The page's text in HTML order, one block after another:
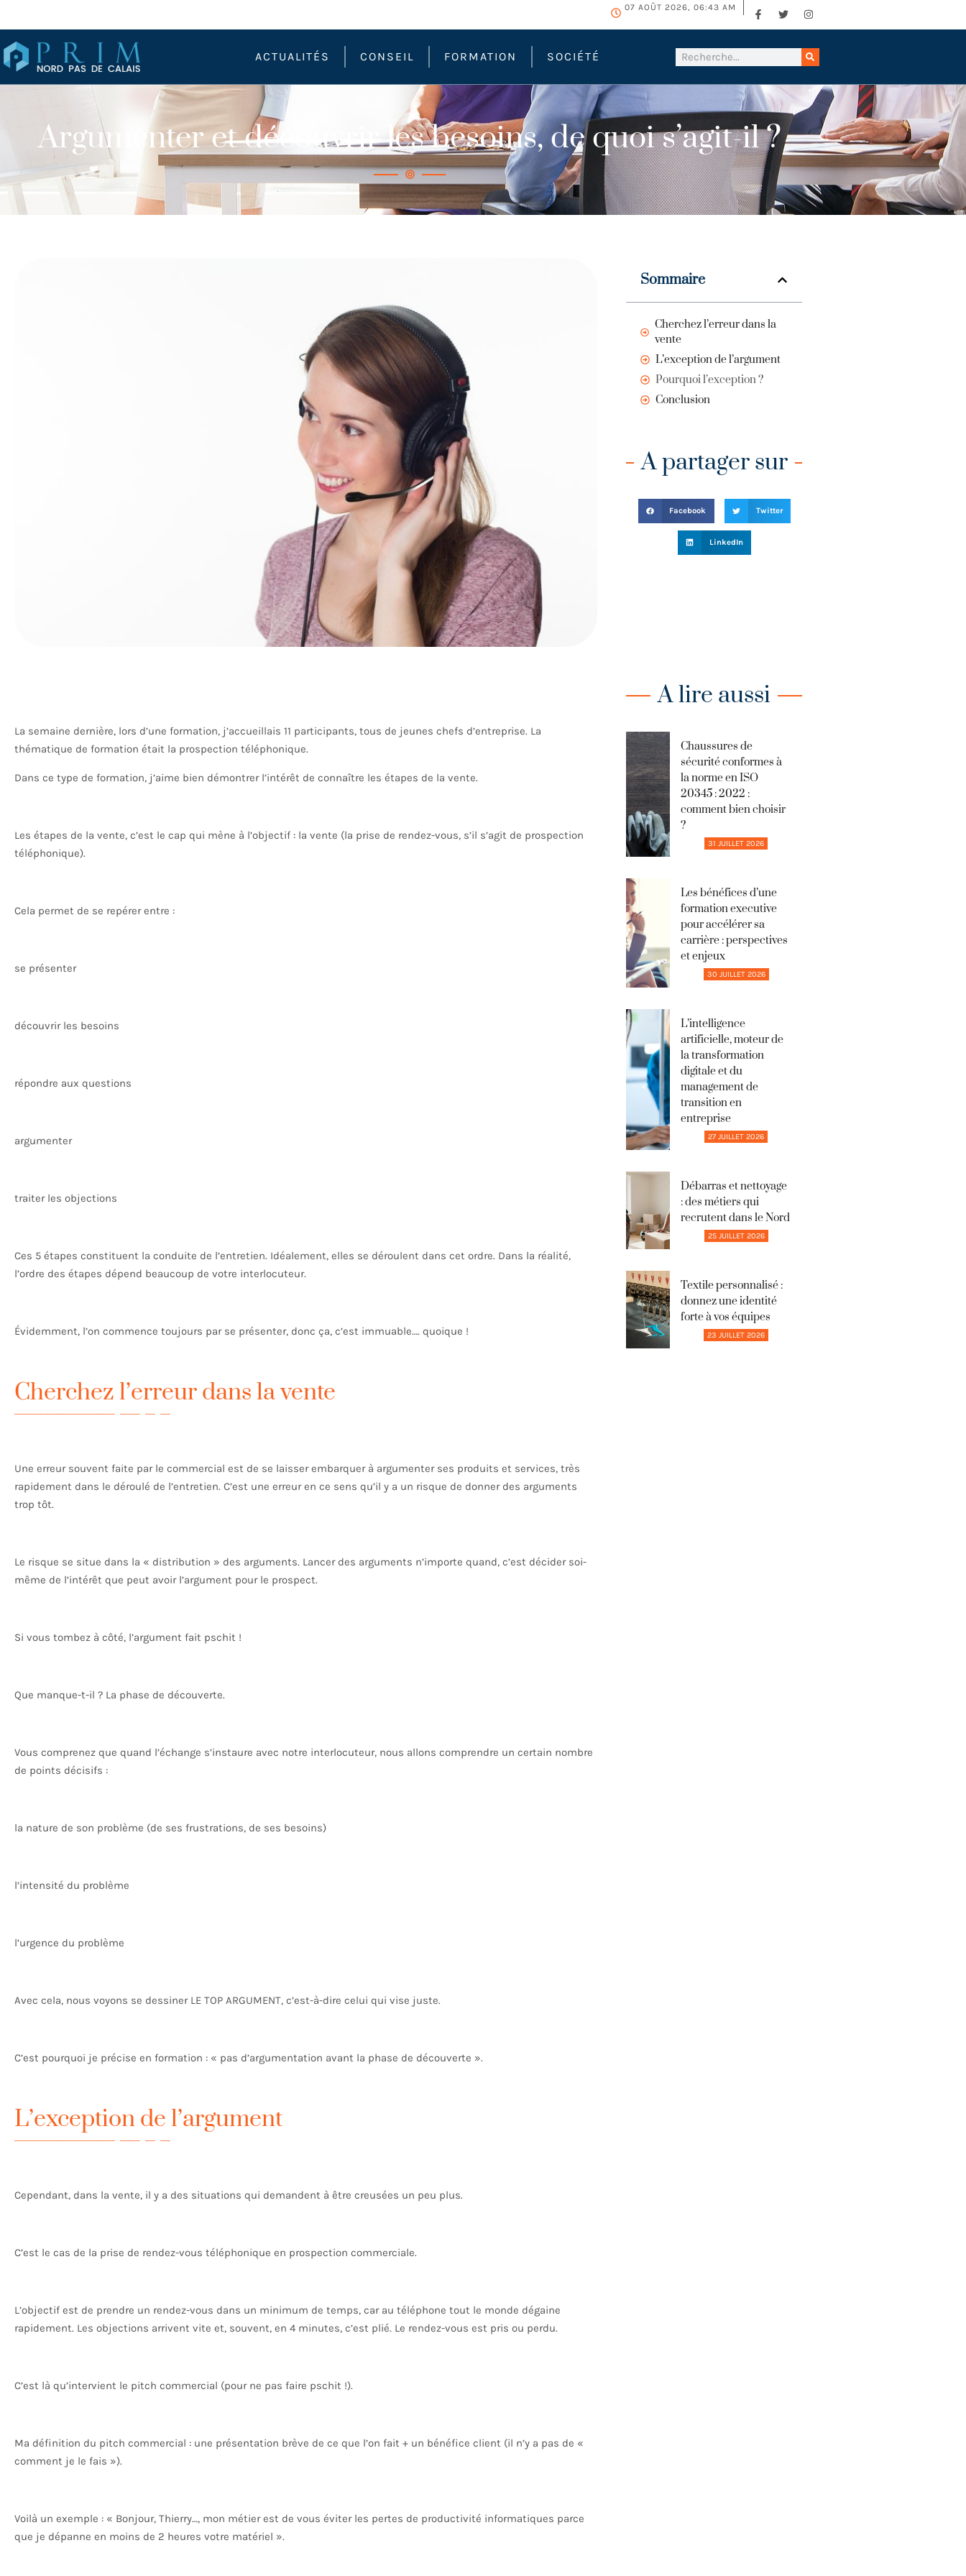
07 AOÛT 2026, 06:43 AM
ACTUALITÉS CONSEIL FORMATION SOCIÉTÉ
Argumenter et découvrir les besoins, de quoi s’agit-il ?
La semaine dernière, lors d’une formation, j’accueillais 11 participants, tous de jeunes chefs d’entreprise. La
thématique de formation était la prospection téléphonique.
Dans ce type de formation, j’aime bien démontrer l’intérêt de connaître les étapes de la vente.
Les étapes de la vente, c’est le cap qui mène à l’objectif : la vente (la prise de rendez-vous, s’il s’agit de prospection
téléphonique).
Cela permet de se repérer entre :
se présenter
découvrir les besoins
répondre aux questions
argumenter
traiter les objections
Ces 5 étapes constituent la conduite de l’entretien. Idéalement, elles se déroulent dans cet ordre. Dans la réalité,
l’ordre des étapes dépend beaucoup de votre interlocuteur.
Évidemment, l’on commence toujours par se présenter, donc ça, c’est immuable…. quoique !
Cherchez l’erreur dans la vente
Une erreur souvent faite par le commercial est de se laisser embarquer à argumenter ses produits et services, très
rapidement dans le déroulé de l’entretien. C’est une erreur en ce sens qu’il y a un risque de donner des arguments
trop tôt.
Le risque se situe dans la « distribution » des arguments. Lancer des arguments n’importe quand, c’est décider soi-
même de l’intérêt que peut avoir l’argument pour le prospect.
Si vous tombez à côté, l’argument fait pschit !
Que manque-t-il ? La phase de découverte.
Vous comprenez que quand l’échange s’instaure avec notre interlocuteur, nous allons comprendre un certain nombre
de points décisifs :
la nature de son problème (de ses frustrations, de ses besoins)
l’intensité du problème
l’urgence du problème
Avec cela, nous voyons se dessiner LE TOP ARGUMENT, c’est-à-dire celui qui vise juste.
C’est pourquoi je précise en formation : « pas d’argumentation avant la phase de découverte ».
L’exception de l’argument
Cependant, dans la vente, il y a des situations qui demandent à être creusées un peu plus.
C’est le cas de la prise de rendez-vous téléphonique en prospection commerciale.
L’objectif est de prendre un rendez-vous dans un minimum de temps, car au téléphone tout le monde dégaine
rapidement. Les objections arrivent vite et, souvent, en 4 minutes, c’est plié. Le rendez-vous est pris ou perdu.
C’est là qu’intervient le pitch commercial (pour ne pas faire pschit !).
Ma définition du pitch commercial : une présentation brève de ce que l’on fait + un bénéfice client (il n’y a pas de «
comment je le fais »).
Voilà un exemple : « Bonjour, Thierry…, mon métier est de vous éviter les pertes de productivité informatiques parce
que je dépanne en moins de 2 heures votre matériel ».
Sommaire
Cherchez l’erreur dans la
vente
L’exception de l’argument
Pourquoi l’exception ?
Conclusion
A partager sur
Facebook Twitter
LinkedIn
A lire aussi
Chaussures de
sécurité conformes à
la norme en ISO
20345 : 2022 :
comment bien choisir
?
31 JUILLET 2026
Les bénéfices d’une
formation executive
pour accélérer sa
carrière : perspectives
et enjeux
30 JUILLET 2026
L’intelligence
artificielle, moteur de
la transformation
digitale et du
management de
transition en
entreprise
27 JUILLET 2026
Débarras et nettoyage
: des métiers qui
recrutent dans le Nord
25 JUILLET 2026
Textile personnalisé :
donnez une identité
forte à vos équipes
23 JUILLET 2026